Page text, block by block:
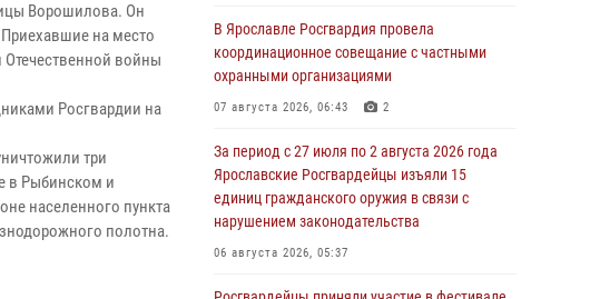
Ворошилова. Он
на место
войны
Росгвардии на
три
в Рыбинском и
населенного пункта
полотна.
В Ярославле Росгвардия провела
координационное совещание с частными
охранными организациями
07 августа 2026, 06:43 2
За период с 27 июля по 2 августа 2026 года
Ярославские Росгвардейцы изъяли 15
единиц гражданского оружия в связи с
нарушением законодательства
06 августа 2026, 05:37